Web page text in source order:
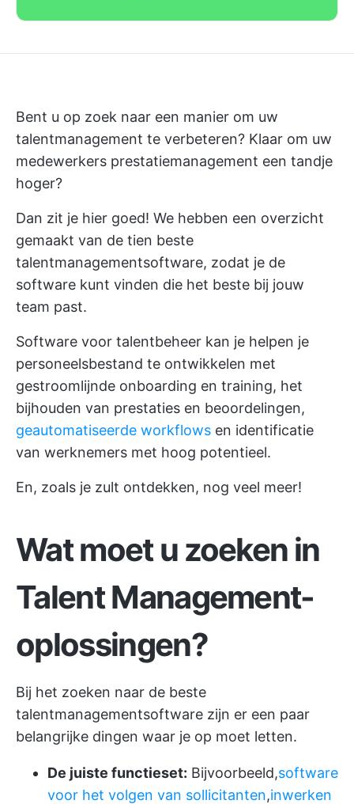
Bent u op zoek naar een manier om uw
talentmanagement te verbeteren? Klaar om uw
medewerkers prestatiemanagement een tandje
hoger?
Dan zit je hier goed! We hebben een overzicht
gemaakt van de tien beste
talentmanagementsoftware, zodat je de
software kunt vinden die het beste bij jouw
team past.
Software voor talentbeheer kan je helpen je
personeelsbestand te ontwikkelen met
gestroomlijnde onboarding en training, het
bijhouden van prestaties en beoordelingen,
geautomatiseerde workflows en identificatie
van werknemers met hoog potentieel.
En, zoals je zult ontdekken, nog veel meer!
Wat moet u zoeken in
Talent Management-
oplossingen?
Bij het zoeken naar de beste
talentmanagementsoftware zijn er een paar
belangrijke dingen waar je op moet letten.
De juiste functieset: Bijvoorbeeld,software
voor het volgen van sollicitanten,inwerken